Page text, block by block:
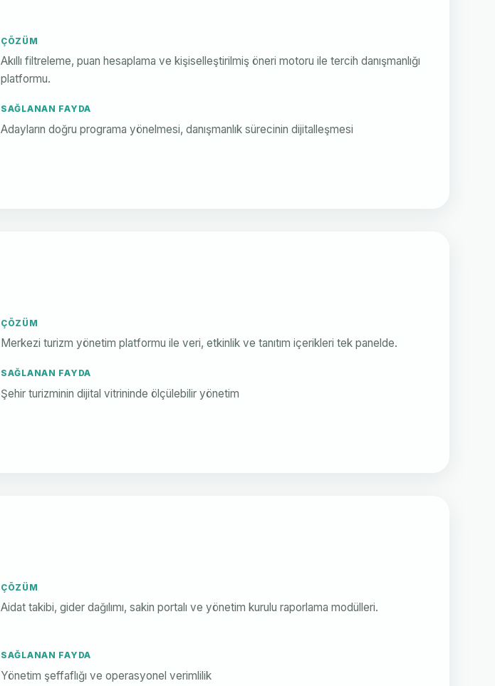
ÇÖZÜM
Akıllı filtreleme, puan hesaplama ve kişiselleştirilmiş öneri motoru ile tercih danışmanlığı
platformu.
SAĞLANAN FAYDA
Adayların doğru programa yönelmesi, danışmanlık sürecinin dijitalleşmesi
ÇÖZÜM
Merkezi turizm yönetim platformu ile veri, etkinlik ve tanıtım içerikleri tek panelde.
SAĞLANAN FAYDA
Şehir turizminin dijital vitrininde ölçülebilir yönetim
ÇÖZÜM
Aidat takibi, gider dağılımı, sakin portalı ve yönetim kurulu raporlama modülleri.
SAĞLANAN FAYDA
Yönetim şeffaflığı ve operasyonel verimlilik